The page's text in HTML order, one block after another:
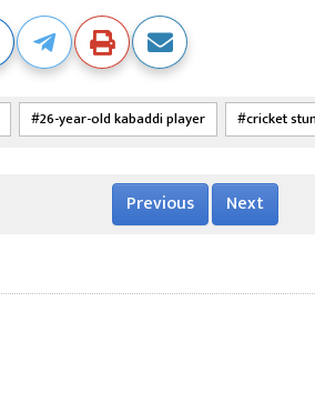
26-year-old kabaddi player cricket
Previous Next